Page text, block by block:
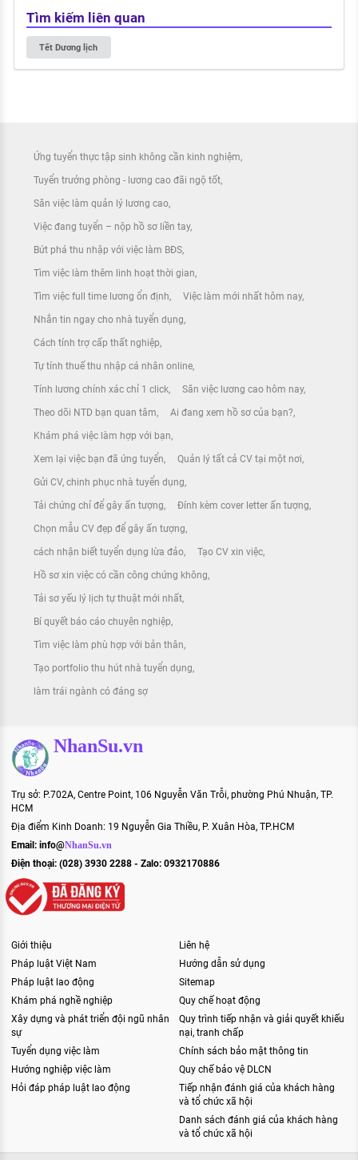
Tìm kiếm liên quan
Tết Dương lịch
Ứng tuyển thực tập sinh không cần kinh nghiệm
Tuyển trưởng phòng - lương cao đãi ngộ tốt
Săn việc làm quản lý lương cao
Việc đang tuyển – nộp hồ sơ liền tay
Bứt phá thu nhập với việc làm BĐS
Tìm việc làm thêm linh hoạt thời gian
Tìm việc full time lương ổn định Việc làm mới nhất hôm nay
Nhắn tin ngay cho nhà tuyển dụng
Cách tính trợ cấp thất nghiệp
Tự tính thuế thu nhập cá nhân online
Tính lương chính xác chỉ 1 click Săn việc lương cao hôm nay
Theo dõi NTD bạn quan tâm Ai đang xem hồ sơ của bạn?
Khám phá việc làm hợp với bạn
Xem lại việc bạn đã ứng tuyển Quản lý tất cả CV tại một nơi
Gửi CV, chinh phục nhà tuyển dụng
Tải chứng chỉ để gây ấn tượng Đính kèm cover letter ấn tượng
Chọn mẫu CV đẹp để gây ấn tượng
cách nhận biết tuyển dụng lừa đảo Tạo CV xin việc
Hồ sơ xin việc có cần công chứng không
Tải sơ yếu lý lịch tự thuật mới nhất
Bí quyết báo cáo chuyên nghiệp
Tìm việc làm phù hợp với bản thân
Tạo portfolio thu hút nhà tuyển dụng
làm trái ngành có đáng sợ
NhanSu.vn
Trụ sở: P.702A, Centre Point, 106 Nguyễn Văn Trỗi, phường Phú Nhuận, TP.
HCM
Địa điểm Kinh Doanh: 19 Nguyễn Gia Thiều, P. Xuân Hòa, TP.HCM
Email: info@NhanSu.vn
Điện thoại: (028) 3930 2288 - Zalo: 0932170886
Giới thiệu
Pháp luật Việt Nam
Pháp luật lao động
Khám phá nghề nghiệp
Xây dựng và phát triển đội ngũ nhân
sự
Tuyển dụng việc làm
Hướng nghiệp việc làm
Hỏi đáp pháp luật lao động
Liên hệ
Hướng dẫn sử dụng
Sitemap
Quy chế hoạt động
Quy trình tiếp nhận và giải quyết khiếu
nại, tranh chấp
Chính sách bảo mật thông tin
Quy chế bảo vệ DLCN
Tiếp nhận đánh giá của khách hàng
và tổ chức xã hội
Danh sách đánh giá của khách hàng
và tổ chức xã hội